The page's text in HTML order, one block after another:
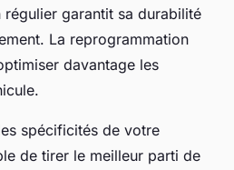
garantit sa durabilité
La reprogrammation
davantage les
spécificités de votre
de tirer le meilleur parti de